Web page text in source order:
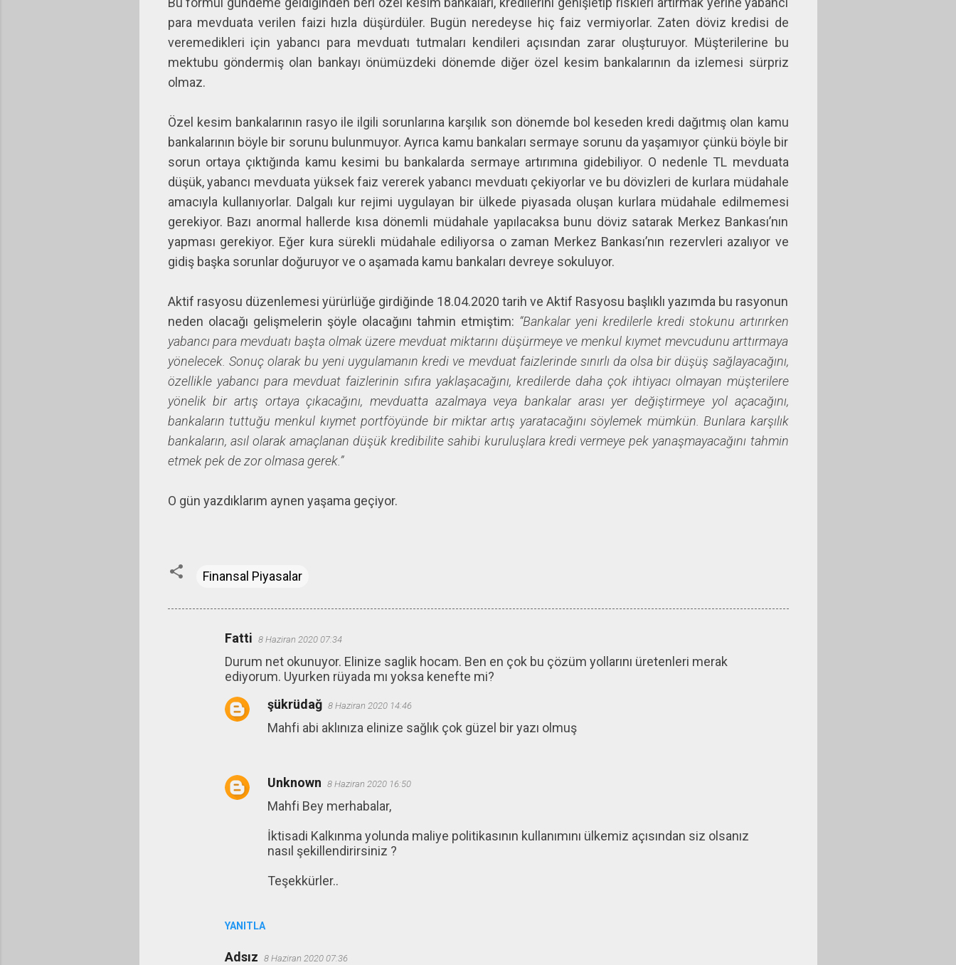
para mevduata verilen faizi hızla düşürdüler. Bugün neredeyse hiç faiz vermiyorlar. Zaten döviz kredisi de
veremedikleri için yabancı para mevduatı tutmaları kendileri açısından zarar oluşturuyor. Müşterilerine bu
mektubu göndermiş olan bankayı önümüzdeki dönemde diğer özel kesim bankalarının da izlemesi sürpriz
olmaz.
Özel kesim bankalarının rasyo ile ilgili sorunlarına karşılık son dönemde bol keseden kredi dağıtmış olan kamu
bankalarının böyle bir sorunu bulunmuyor. Ayrıca kamu bankaları sermaye sorunu da yaşamıyor çünkü böyle bir
sorun ortaya çıktığında kamu kesimi bu bankalarda sermaye artırımına gidebiliyor. O nedenle TL mevduata
düşük, yabancı mevduata yüksek faiz vererek yabancı mevduatı çekiyorlar ve bu dövizleri de kurlara müdahale
amacıyla kullanıyorlar. Dalgalı kur rejimi uygulayan bir ülkede piyasada oluşan kurlara müdahale edilmemesi
gerekiyor. Bazı anormal hallerde kısa dönemli müdahale yapılacaksa bunu döviz satarak Merkez Bankası’nın
yapması gerekiyor. Eğer kura sürekli müdahale ediliyorsa o zaman Merkez Bankası’nın rezervleri azalıyor ve
gidiş başka sorunlar doğuruyor ve o aşamada kamu bankaları devreye sokuluyor.
Aktif rasyosu düzenlemesi yürürlüğe girdiğinde 18.04.2020 tarih ve Aktif Rasyosu başlıklı yazımda bu rasyonun
neden olacağı gelişmelerin şöyle olacağını tahmin etmiştim: “Bankalar yeni kredilerle kredi stokunu artırırken
yabancı para mevduatı başta olmak üzere mevduat miktarını düşürmeye ve menkul kıymet mevcudunu arttırmaya
yönelecek. Sonuç olarak bu yeni uygulamanın kredi ve mevduat faizlerinde sınırlı da olsa bir düşüş sağlayacağını,
özellikle yabancı para mevduat faizlerinin sıfıra yaklaşacağını, kredilerde daha çok ihtiyacı olmayan müşterilere
yönelik bir artış ortaya çıkacağını, mevduatta azalmaya veya bankalar arası yer değiştirmeye yol açacağını,
bankaların tuttuğu menkul kıymet portföyünde bir miktar artış yaratacağını söylemek mümkün. Bunlara karşılık
bankaların, asıl olarak amaçlanan düşük kredibilite sahibi kuruluşlara kredi vermeye pek yanaşmayacağını tahmin
etmek pek de zor olmasa gerek.”
O gün yazdıklarım aynen yaşama geçiyor.
Finansal Piyasalar
Fatti 8 Haziran 2020 07:34
Durum net okunuyor. Elinize saglik hocam. Ben en çok bu çözüm yollarını üretenleri merak
ediyorum. Uyurken rüyada mı yoksa kenefte mi?
YANITLA
şükrüdağ 8 Haziran 2020 14:46
Mahfi abi aklınıza elinize sağlık çok güzel bir yazı olmuş
Unknown 8 Haziran 2020 16:50
Mahfi Bey merhabalar,
İktisadi Kalkınma yolunda maliye politikasının kullanımını ülkemiz açısından siz olsanız
nasıl şekillendirirsiniz ?
Teşekkürler..
Adsız 8 Haziran 2020 07:36